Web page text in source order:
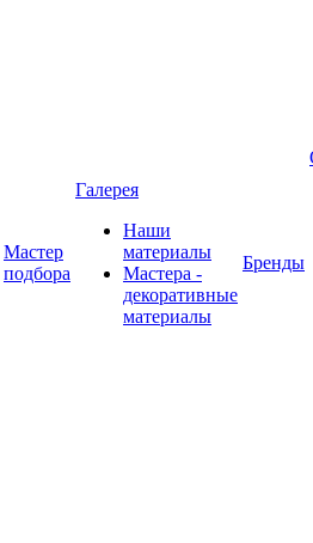
Мастер
подбора
Галерея
Наши
материалы
Мастера -
декоративные
материалы
Бренды